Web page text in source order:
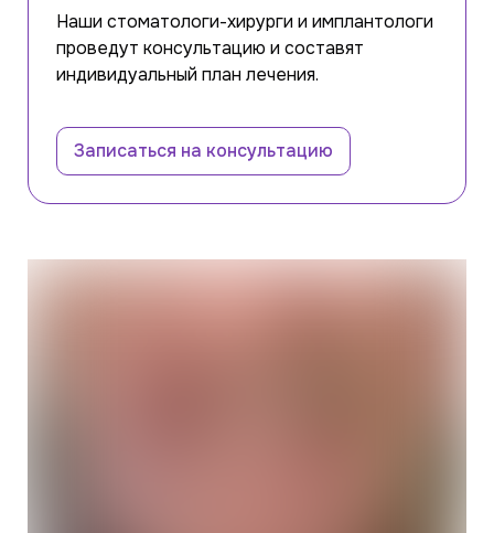
Наши стоматологи-хирурги и имплантологи
проведут консультацию и составят
индивидуальный план лечения.
Записаться на консультацию